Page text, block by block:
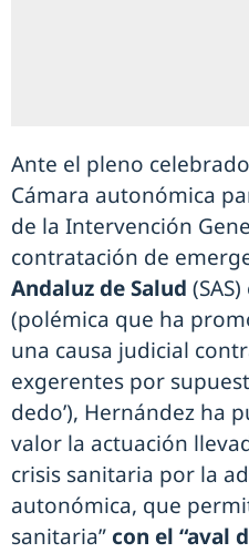
Ante el pleno
Cámara autonómica
de la Intervención
contratación de
Andaluz de Salud
(polémica que ha
una causa judicial
exgerentes por
dedo’), Hernández ha
valor la actuación
crisis sanitaria por la
autonómica, que
sanitaria” con el “aval